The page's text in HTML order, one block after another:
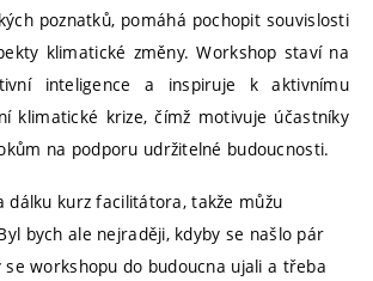
poznatků, pomáhá pochopit souvislosti
klimatické změny. Workshop staví na
inteligence a inspiruje k aktivnímu
klimatické krize, čímž motivuje účastníky
na podporu udržitelné budoucnosti.
dálku kurz facilitátora, takže můžu
bych ale nejraději, kdyby se našlo pár
workshopu do budoucna ujali a třeba